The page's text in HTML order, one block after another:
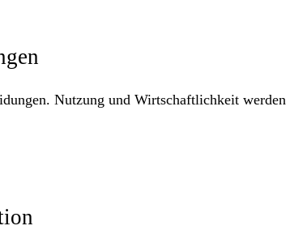
Nutzung und Wirtschaftlichkeit werden